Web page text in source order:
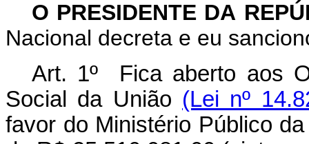
O PRESIDENTE DA
Nacional decreta e eu
Art. 1º Fica aberto aos
Social da União (Lei nº
favor do Ministério Público